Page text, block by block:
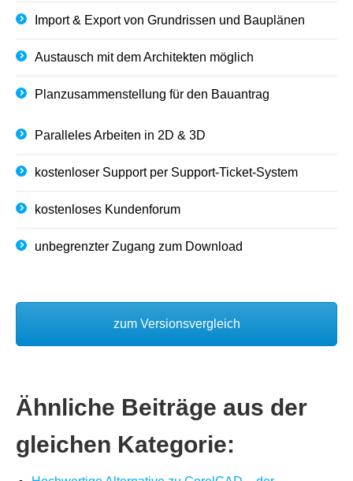
Import & Export von Grundrissen und Bauplänen
Austausch mit dem Architekten möglich
Planzusammenstellung für den Bauantrag
Paralleles Arbeiten in 2D & 3D
kostenloser Support per Support-Ticket-System
kostenloses Kundenforum
unbegrenzter Zugang zum Download
zum Versionsvergleich
Ähnliche Beiträge aus der
gleichen Kategorie: